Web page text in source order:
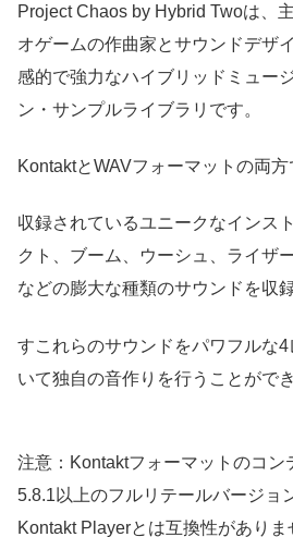
Project Chaos by Hybrid Twoは、
オゲームの作曲家とサウンドデザ
感的で強力なハイブリッドミュー
ン・サンプルライブラリです。
KontaktとWAVフォーマットの両方
収録されているユニークなインス
クト、ブーム、ウーシュ、ライザ
などの膨大な種類のサウンドを収
すこれらのサウンドをパワフルな
いて独自の音作りを行うことができ
注意：Kontaktフォーマットのコン
5.8.1以上のフルリテールバージョ
Kontakt Playerとは互換性がありま